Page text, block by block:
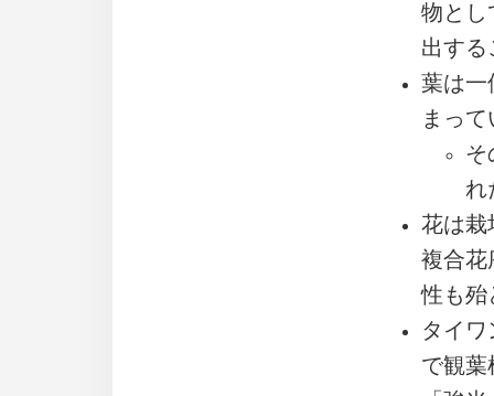
物とし
出する
葉は一
まっ
そ
れ
花は栽
複合花
性も殆
タイ
で観葉